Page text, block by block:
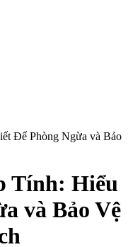
Để Phòng Ngừa và Bảo
Tính: Hiểu
và Bảo Vệ